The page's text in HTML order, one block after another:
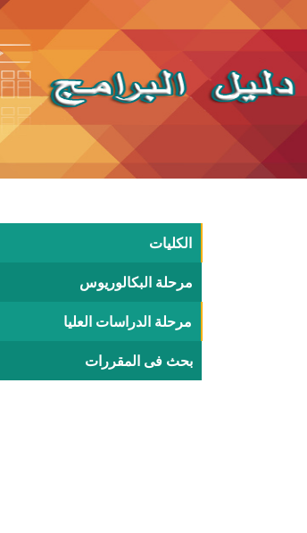
الكليات
مرحلة البكالوريوس
مرحلة الدراسات العليا
بحث فى المقررات